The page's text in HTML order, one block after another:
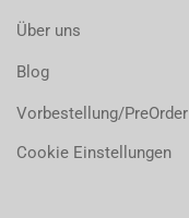
Über uns
Blog
Vorbestellung/PreOrder
Cookie Einstellungen